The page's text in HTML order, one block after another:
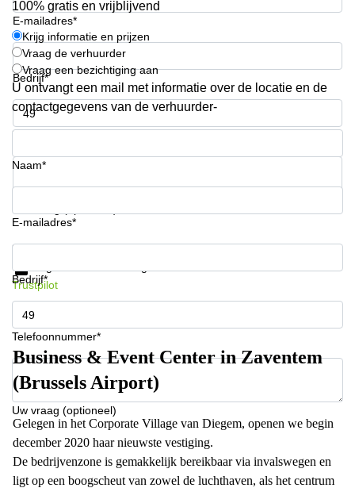
commerciaux
à louer en
Bruxelles
Kantoor
te huur
in Sint-
Niklaas
E-mailadres*
Bedrijf*
Telefoonnummer*
100% gratis en vrijblijvend
Krijg informatie en prijzen
Vraag de verhuurder
Vraag een bezichtiging aan
U ontvangt een mail met informatie over de locatie en de
contactgegevens van de verhuurder-
Naam*
E-mailadres*
Bedrijf*
Telefoonnummer*
Uw vraag (optioneel)
Krijg informatie en prijzen
Trustpilot
Business & Event Center in Zaventem
(Brussels Airport)
Gelegen in het Corporate Village van Diegem, openen we begin
december 2020 haar nieuwste vestiging.
De bedrijvenzone is gemakkelijk bereikbaar via invalswegen en
ligt op een boogscheut van zowel de luchthaven, als het centrum